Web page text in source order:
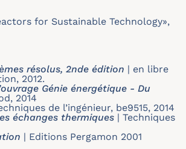
for Sustainable Technology»,
résolus, 2nde édition | en libre
2012.
Génie énergétique - Du
2014
de l’ingénieur, be9515, 2014
échanges thermiques | Techniques
| Editions Pergamon 2001